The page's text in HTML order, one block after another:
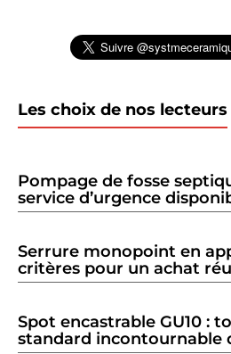
Les choix de nos lecteurs
Pompage de fosse
service d’urgence
Serrure monopoint en
critères pour un achat
Spot encastrable GU10 :
standard incontournable